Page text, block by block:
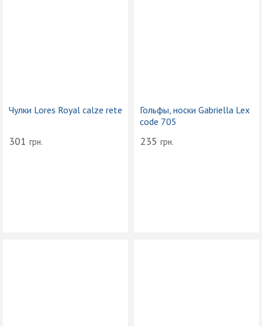
Чулки Lores Royal calze rete
301 грн.
Гольфы, носки Gabriella Lex
code 705
235 грн.